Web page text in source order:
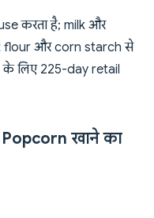
करता है; milk और
flour और corn starch से
के लिए 225-day retail
खाने का